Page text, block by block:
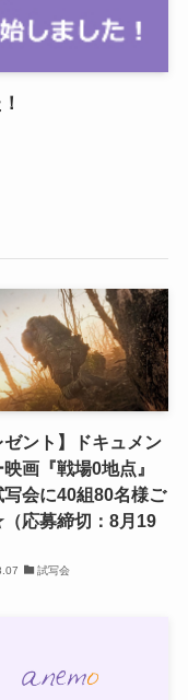
ゼント】ドキュメン
画『戦場0地点』
写会に40組80名様ご
応募締切：8月19
試写会